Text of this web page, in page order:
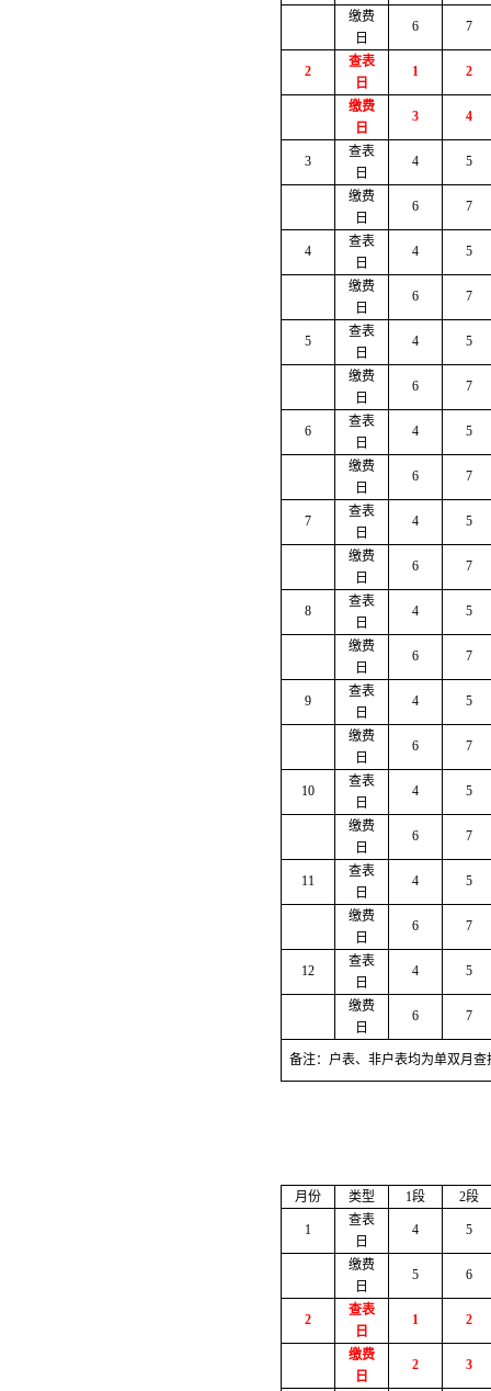
缴费
日
6 7
2
查表
日
1 2
缴费
日
3 4
3
查表
日
4 5
缴费
日
6 7
4
查表
日
4 5
缴费
日
6 7
5
查表
日
4 5
缴费
日
6 7
6
查表
日
4 5
缴费
日
6 7
7
查表
日
4 5
缴费
日
6 7
8
查表
日
4 5
缴费
日
6 7
9
查表
日
4 5
缴费
日
6 7
10
查表
日
4 5
缴费
日
6 7
11
查表
日
4 5
缴费
日
6 7
12
查表
日
4 5
缴费
日
6 7
备注：户表、非户表均为单双月
月份 类型 1段 2段
1
查表
日
4 5
缴费
日
5 6
2
查表
日
1 2
缴费
日
2 3